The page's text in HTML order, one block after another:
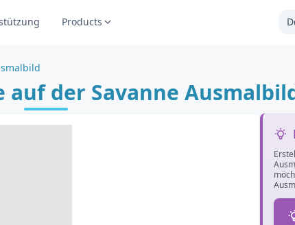
Products
auf der Savanne